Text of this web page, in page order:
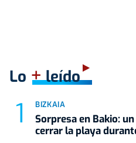
Lo +leído
BIZKAIA
Sorpresa en Bakio:
cerrar la playa